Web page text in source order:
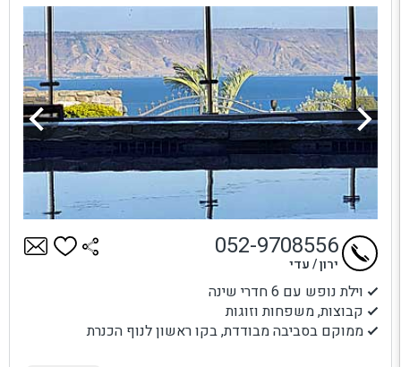
וילת נופש עם 6 חדרי שינה
קבוצות, משפחות וזוגות
ממוקם בסביבה מבודדת, בקו ראשון לנוף הכנרת
052-9708556
ירון / עדי